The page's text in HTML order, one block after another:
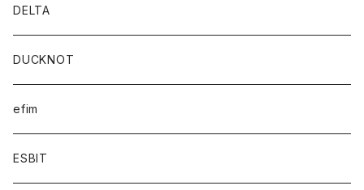
DELTA
DUCKNOT
efim
ESBIT